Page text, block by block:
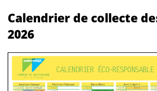
Calendrier de collecte
2026